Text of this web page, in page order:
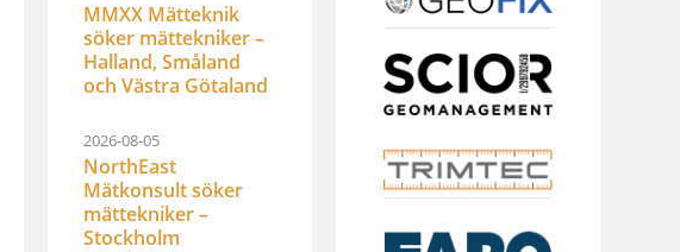
MMXX Mätteknik
söker mättekniker –
Halland, Småland
och Västra Götaland
2026-08-05
NorthEast
Mätkonsult söker
mättekniker –
Stockholm